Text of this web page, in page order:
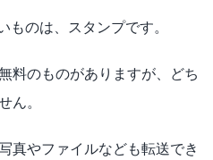
ものは、スタンプです。
料のものがありますが、どち
ん。
真やファイルなども転送でき